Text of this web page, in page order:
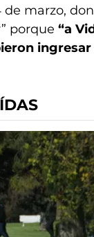
marzo,
porque “a
ingresar